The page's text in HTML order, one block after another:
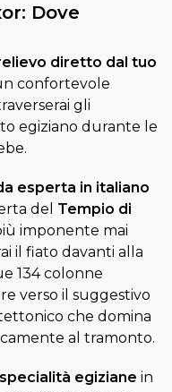
Dove
diretto dal tuo
confortevole
gli
egiziano durante le
esperta in italiano
del Tempio di
imponente mai
il fiato davanti alla
134 colonne
verso il suggestivo
che domina
al tramonto.
egiziane in